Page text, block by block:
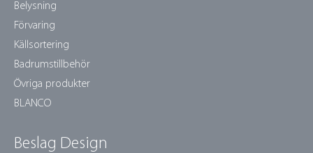
Belysning
Förvaring
Källsortering
Badrumstillbehör
Övriga produkter
BLANCO
Beslag Design